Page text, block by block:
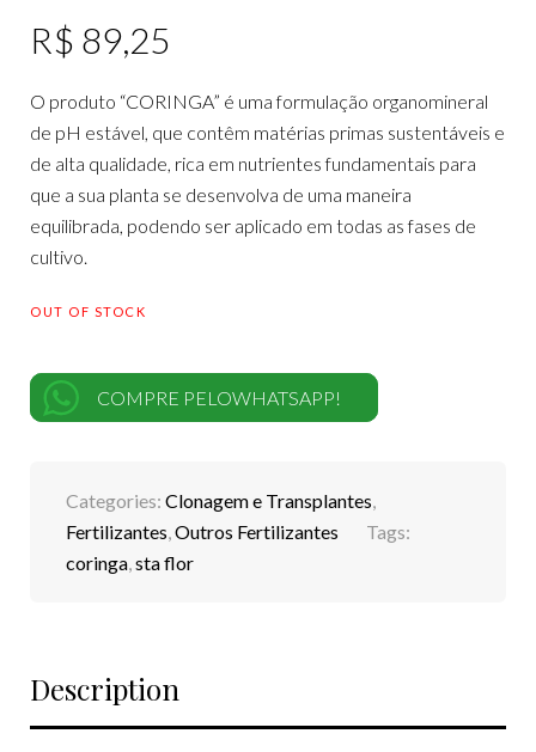
R$ 89,25
O produto “CORINGA” é uma formulação organomineral
de pH estável, que contêm matérias primas sustentáveis e
de alta qualidade, rica em nutrientes fundamentais para
que a sua planta se desenvolva de uma maneira
equilibrada, podendo ser aplicado em todas as fases de
cultivo.
OUT OF STOCK
COMPRE PELOWHATSAPP!
Categories: Clonagem e Transplantes,
Fertilizantes,Outros Fertilizantes
Tags:
coringa,sta flor
Description